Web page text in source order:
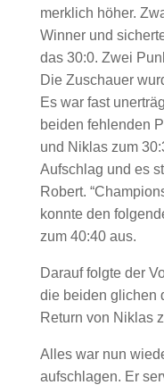
merklich höher.
Winner und
das 30:0. Zwei
Die Zuschauer
Es war fast
beiden fehlenden
und Niklas zum
Aufschlag und es
Robert.
konnte den
zum 40:40 aus.
Darauf folgte der
die beiden glichen
Return von Niklas
Alles war nun
aufschlagen. Er